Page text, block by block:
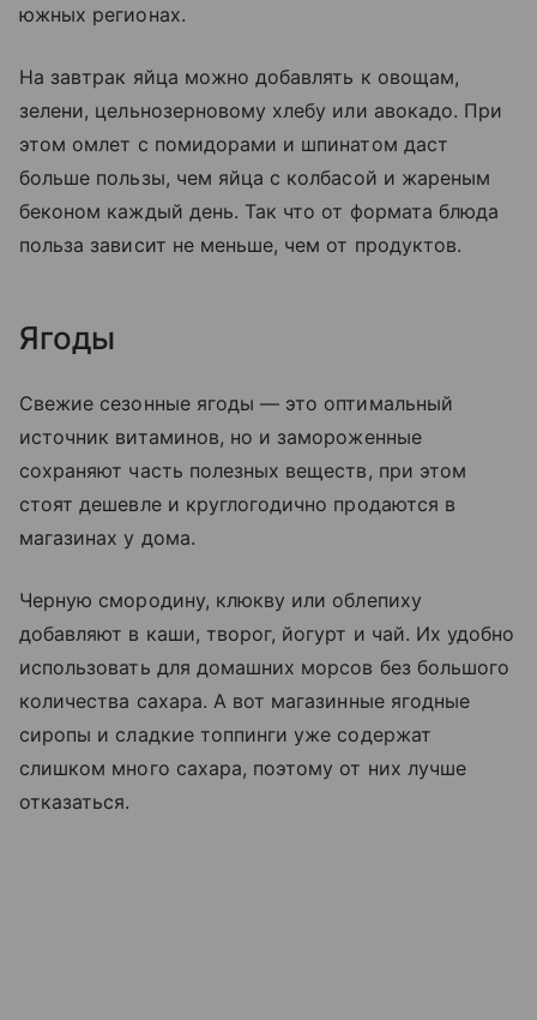
южных регионах.
На завтрак яйца можно добавлять к овощам,
зелени, цельнозерновому хлебу или авокадо. При
этом омлет с помидорами и шпинатом даст
больше пользы, чем яйца с колбасой и жареным
беконом каждый день. Так что от формата блюда
польза зависит не меньше, чем от продуктов.
Ягоды
Свежие сезонные ягоды — это оптимальный
источник витаминов, но и замороженные
сохраняют часть полезных веществ, при этом
стоят дешевле и круглогодично продаются в
магазинах у дома.
Черную смородину, клюкву или облепиху
добавляют в каши, творог, йогурт и чай. Их удобно
использовать для домашних морсов без большого
количества сахара. А вот магазинные ягодные
сиропы и сладкие топпинги уже содержат
слишком много сахара, поэтому от них лучше
отказаться.